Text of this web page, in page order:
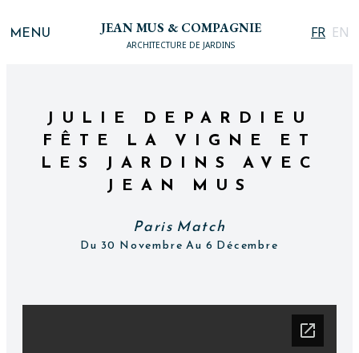
MENU JEAN MUS & COMPAGNIE
ARCHITECTURE DE JARDINS
FR EN
JULIE DEPARDIEU
FÊTE LA VIGNE ET
LES JARDINS AVEC
JEAN MUS
Paris Match
Du 30 Novembre Au 6 Décembre